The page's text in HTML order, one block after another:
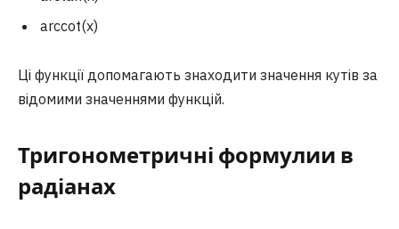
arccot(x)
Ці функції допомагають знаходити значення кутів за
відомими значеннями функцій.
Тригонометричні формулии в
радіанах